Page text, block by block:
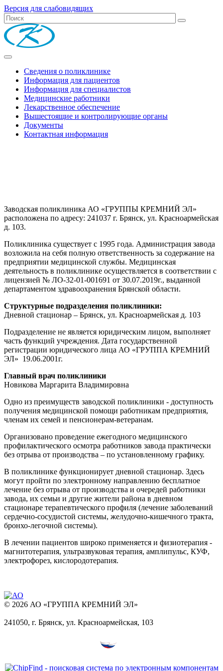
Версия для слабовидящих
Сведения о поликлинике
Информация для пациентов
Информация для специалистов
Медицинские работники
Лекарственное обеспечение
Вышестоящие и контролирующие органы
Документы
Контактная информация
Заводская поликлиника АО «ГРУППЫ КРЕМНИЙ ЭЛ»
расположена по адресу: 241037 г. Брянск, ул. Красноармейская
д. 103.
Поликлиника существует с 1995 года. Администрация завода
возложила на себя полную ответственность за содержание на
предприятии медицинской службы. Медицинская
деятельность в поликлинике осуществляется в соответствии с
лицензией № ЛО-32-01-001691 от 30.07.2019г., выданной
департаментом здравоохранения Брянской области.
Структурные подразделения поликлиники:
Дневной стационар – Брянск, ул. Красноармейская д. 103
Подразделение не является юридическим лицом, выполняет
часть функций учреждения. Дата государственной
регистрации юридического лица АО «ГРУППА КРЕМНИЙ
ЭЛ» 19.06.2001г.
Главный врач поликлиники
Новикова Маргарита Владимировна
Одно из преимуществ заводской поликлиники - доступность
получения медицинской помощи работникам предприятия,
членам их семей и пенсионерам-ветеранам.
Организовано проведение ежегодного медицинского
профилактического осмотра работников завода практически
без отрыва от производства – по установленному графику.
В поликлинике функционирует дневной стационар. Здесь
могут пройти по электронному направлению бесплатное
лечение без отрыва от производства и очередей работники
завода, их семьи и другие жители района в дневном
стационаре терапевтического профиля (лечение заболеваний
сердечно-сосудистой системы, желудочно-кишечного тракта,
бронхо-легочной системы).
В лечении пациентов широко применяется и физиотерапия -
магнитотерапия, ультразвуковая терапия, амплипульс, КУФ,
электрофорез, кислородотерапия.
© 2026 АО «ГРУППА КРЕМНИЙ ЭЛ»
241050, г. Брянск, ул. Красноармейская, 103